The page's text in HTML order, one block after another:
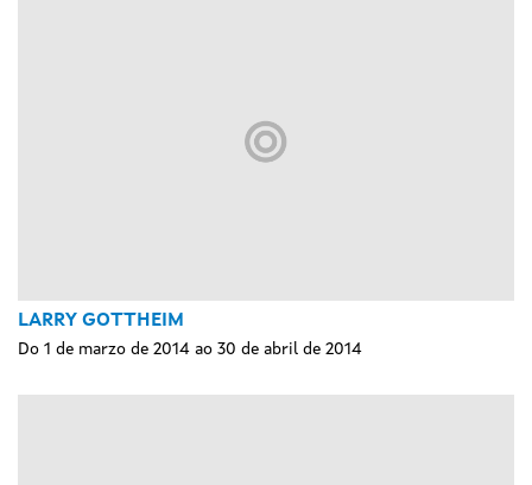
LARRY GOTTHEIM
Do 1 de marzo de 2014 ao 30 de abril de 2014